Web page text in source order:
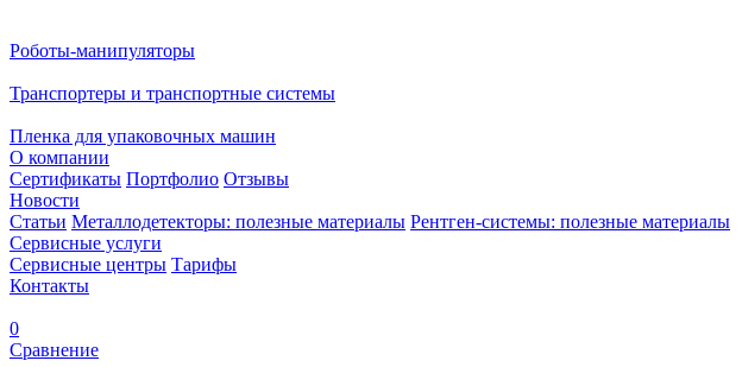
Роботы-манипуляторы
Транспортеры и транспортные системы
Пленка для упаковочных машин
О компании
Сертификаты Портфолио Отзывы
Новости
Статьи Металлодетекторы: полезные материалы Рентген-системы: полезные материалы
Сервисные услуги
Сервисные центры Тарифы
Контакты
0
Сравнение